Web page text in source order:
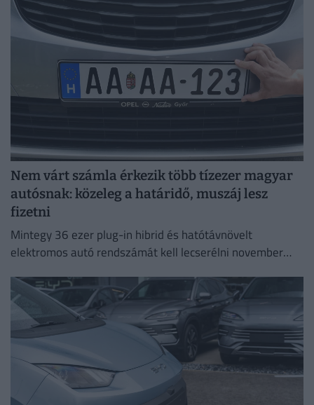
Nem várt számla érkezik több tízezer magyar
autósnak: közeleg a határidő, muszáj lesz
fizetni
Mintegy 36 ezer plug-in hibrid és hatótávnövelt
elektromos autó rendszámát kell lecserélni november